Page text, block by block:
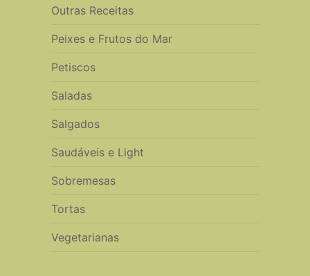
Outras Receitas
Peixes e Frutos do Mar
Petiscos
Saladas
Salgados
Saudáveis e Light
Sobremesas
Tortas
Vegetarianas